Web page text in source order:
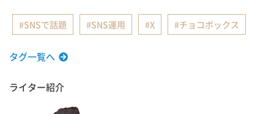
SNSで話題 SNS運用 X チョコボックス
タグ一覧へ
ライター紹介